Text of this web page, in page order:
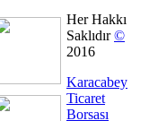
Her Hakkı
Saklıdır©
2016
Karacabey
Ticaret
Borsası